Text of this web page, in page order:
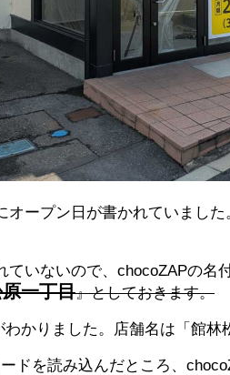
ープン日が書かれていました
ていないので、chocoZAPの名
一丁目』としておきます。
かりました。店舗名は「館林
ドを読み込んだところ、